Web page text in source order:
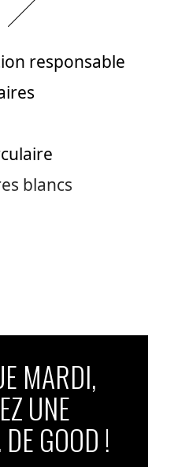
responsable
blancs
MARDI,
UNE
GOOD !